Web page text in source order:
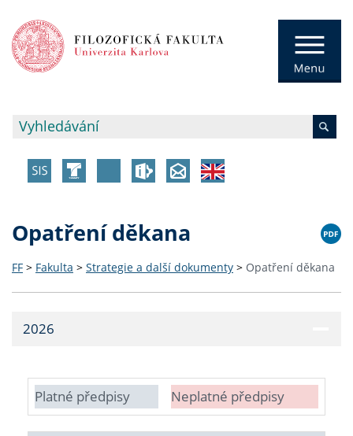
Opatření děkana
FF > Fakulta > Strategie a další dokumenty > Opatření děkana
2026
Platné předpisy Neplatné předpisy